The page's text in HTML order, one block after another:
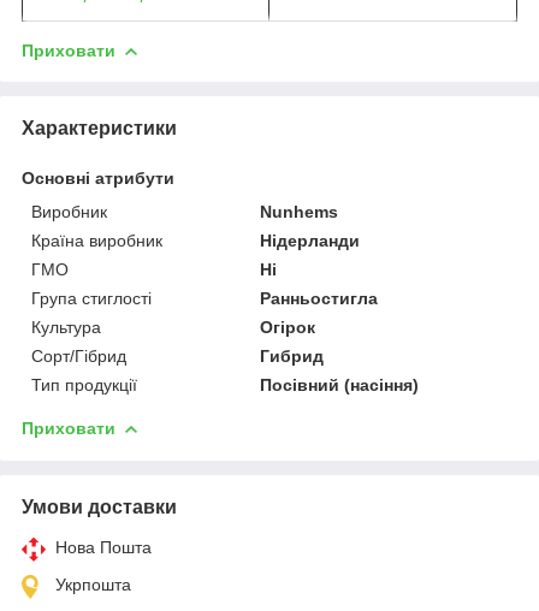
Приховати
Характеристики
Основні атрибути
Виробник
Nunhems
Країна виробник
Нідерланди
ГМО
Ні
Група стиглості
Ранньостигла
Культура
Огірок
Сорт/Гібрид
Гибрид
Тип продукції
Посівний (насіння)
Приховати
Умови доставки
Нова Пошта
Укрпошта